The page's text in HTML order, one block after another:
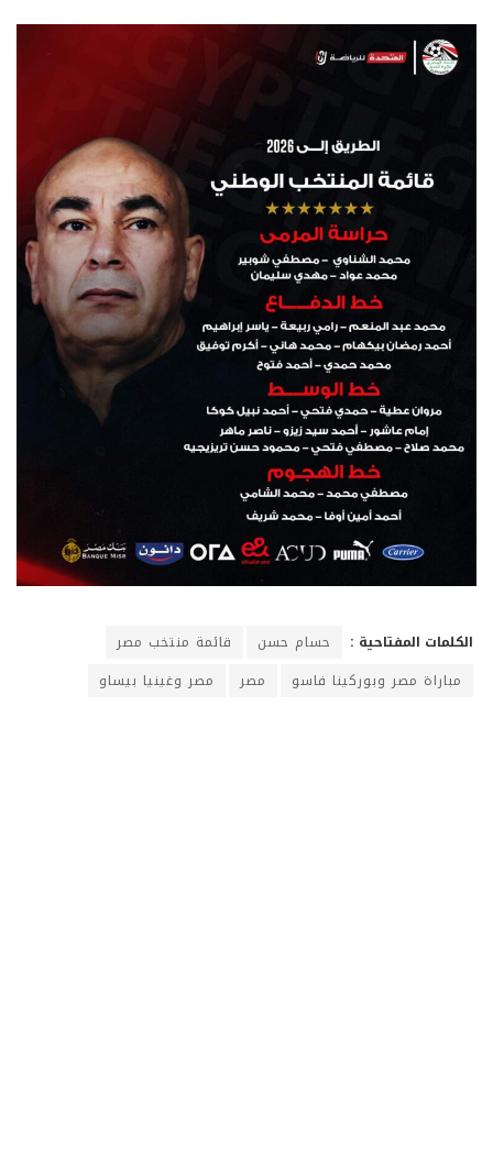
الكلمات المفتاحية : حسام حسن
قائمة منتخب مصر
مباراة مصر وبوركينا فاسو
مصر مصر وغينيا بيساو